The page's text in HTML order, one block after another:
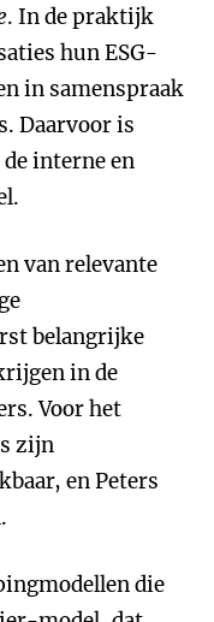
. In de praktijk
hun ESG-
in samenspraak
Daarvoor is
interne en
van relevante
belangrijke
in de
Voor het
zijn
en Peters
die